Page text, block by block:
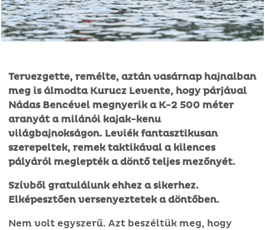
Tervezgette, remélte, aztán vasárnap hajnalban
meg is álmodta Kurucz Levente, hogy párjával
Nádas Bencével megnyerik a K-2 500 méter
aranyát a milánói kajak-kenu
világbajnokságon. Leviék fantasztikusan
szerepeltek, remek taktikával a kilences
pályáról meglepték a döntő teljes mezőnyét.
Szívből gratulálunk ehhez a sikerhez.
Elképesztően versenyeztetek a döntőben.
Nem volt egyszerű. Azt beszéltük meg, hogy